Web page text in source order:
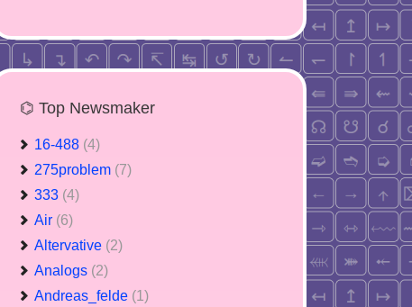
⌬ Top Newsmaker
16-488 (4)
275problem (7)
333 (4)
Air (6)
Altervative (2)
Analogs (2)
Andreas_felde (1)